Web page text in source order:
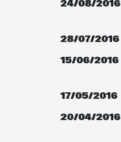
24/08/2016
28/07/2016
15/06/2016
17/05/2016
20/04/2016